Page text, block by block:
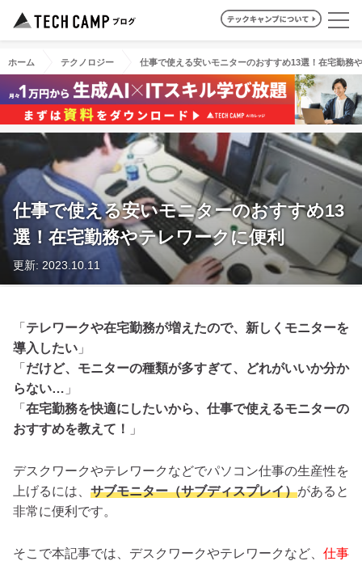
ホーム テクノロジー 仕事で使える安いモニターのおすすめ13選！在宅勤務
仕事で使える安いモニターのおすすめ13
選！在宅勤務やテレワークに便利
更新: 2023.10.11
「 テレワークや在宅勤務が増えたので、新しくモニターを
導入したい 」
「 だけど、モニターの種類が多すぎて、どれがいいか分か
らない… 」
「 在宅勤務を快適にしたいから、仕事で使えるモニターの
おすすめを教えて！
」
デスクワークやテレワークなどでパソコン仕事の生産性を
上げるには、 サブモニター（サブディスプレイ）があると
非常に便利です。
そこで本記事では、デスクワークやテレワークなど、 仕事